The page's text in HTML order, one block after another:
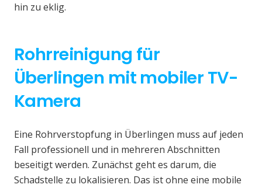
hin zu eklig.
Rohrreinigung für
Überlingen mit mobiler TV-
Kamera
Eine Rohrverstopfung in Überlingen muss auf jeden
Fall professionell und in mehreren Abschnitten
beseitigt werden. Zunächst geht es darum, die
Schadstelle zu lokalisieren. Das ist ohne eine mobile